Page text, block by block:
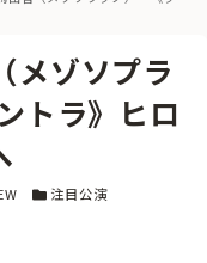
メゾソプラ
トラ》ヒロ
カテゴリー
注目公演